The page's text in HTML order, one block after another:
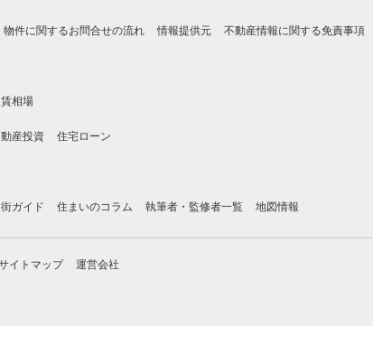
物件に関するお問合せの流れ 情報提供元 不動産情報に関する免責事項
相場
産投資 住宅ローン
街ガイド 住まいのコラム 執筆者・監修者一覧 地図情報
イトマップ 運営会社